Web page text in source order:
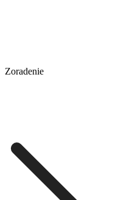
Zoradenie